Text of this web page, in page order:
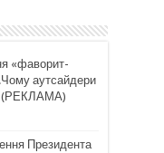
«фаворит-
аутсайдери
(РЕКЛАМА)
Президента